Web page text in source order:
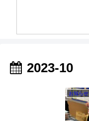
2023-10
お知らせ